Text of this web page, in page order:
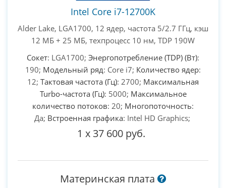
Intel Core i7-12700K
Alder Lake, LGA1700, 12 ядер, частота 5/2.7 ГГц, кэш
12 МБ + 25 МБ, техпроцесс 10 нм, TDP 190W
Сокет: LGA1700; Энергопотребление (TDP) (Вт):
190; Модельный ряд: Core i7; Количество ядер:
12; Тактовая частота (Гц): 2700; Максимальная
Turbo-частота (Гц): 5000; Максимальное
количество потоков: 20; Многопоточность:
Да; Встроенная графика: Intel HD Graphics;
1 x 37 600 руб.
Материнская плата